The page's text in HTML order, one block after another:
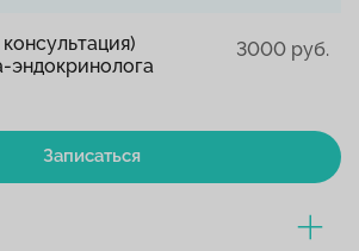
эндокринолога
3000 руб.
Записаться